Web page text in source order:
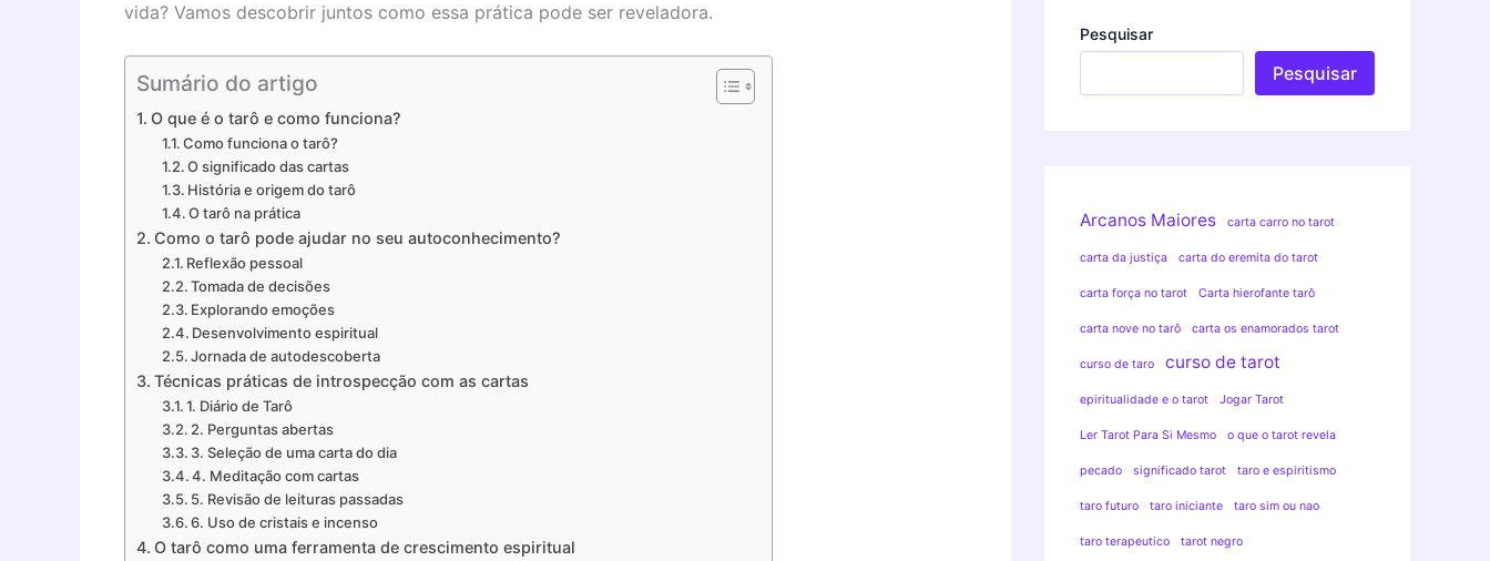
vida? Vamos descobrir juntos como essa prática pode ser reveladora.
Sumário do artigo
O que é o tarô e como funciona?
Como funciona o tarô?
O significado das cartas
História e origem do tarô
O tarô na prática
Como o tarô pode ajudar no seu autoconhecimento?
Reflexão pessoal
Tomada de decisões
Explorando emoções
Desenvolvimento espiritual
Jornada de autodescoberta
Técnicas práticas de introspecção com as cartas
1. Diário de Tarô
2. Perguntas abertas
3. Seleção de uma carta do dia
4. Meditação com cartas
5. Revisão de leituras passadas
6. Uso de cristais e incenso
O tarô como uma ferramenta de crescimento espiritual
Pesquisar
Pesquisar
Arcanos Maiores carta carro no tarot
carta da justiça carta do eremita do tarot
carta força no tarot Carta hierofante tarô
carta nove no tarô carta os enamorados tarot
curso de taro curso de tarot
epiritualidade e o tarot Jogar Tarot
Ler Tarot Para Si Mesmo o que o tarot revela
pecado significado tarot taro e espiritismo
taro futuro taro iniciante taro sim ou nao
taro terapeutico tarot negro